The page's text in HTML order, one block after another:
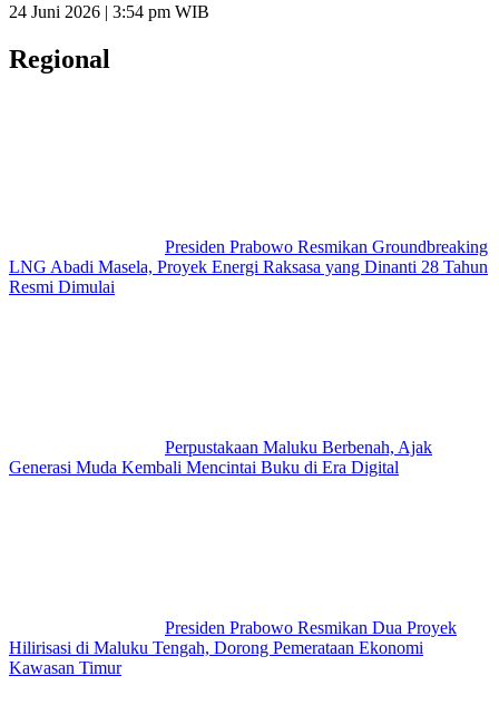
24 Juni 2026 | 3:54 pm WIB
Regional
Presiden Prabowo Resmikan Groundbreaking
LNG Abadi Masela, Proyek Energi Raksasa yang Dinanti 28 Tahun
Resmi Dimulai
Perpustakaan Maluku Berbenah, Ajak
Generasi Muda Kembali Mencintai Buku di Era Digital
Presiden Prabowo Resmikan Dua Proyek
Hilirisasi di Maluku Tengah, Dorong Pemerataan Ekonomi
Kawasan Timur